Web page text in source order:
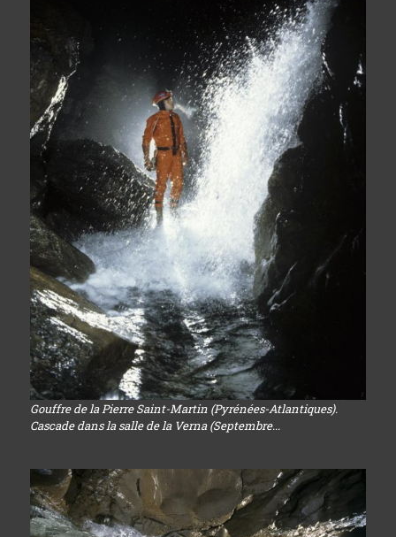
Gouffre de la Pierre Saint-Martin (Pyrénées-Atlantiques).
Cascade dans la salle de la Verna (Septembre...